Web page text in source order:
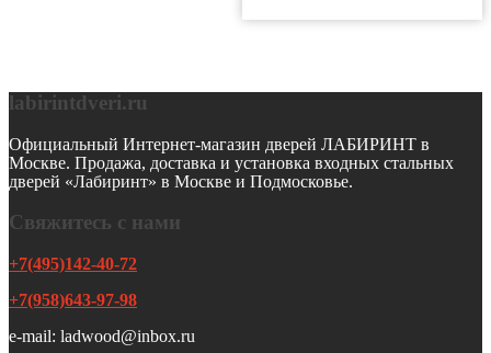
labirintdveri.ru
Официальный Интернет-магазин дверей ЛАБИРИНТ в
Москве. Продажа, доставка и установка входных стальных
дверей «Лабиринт» в Москве и Подмосковье.
Свяжитесь с нами
+7(495)142-40-72
+7(958)643-97-98
e-mail: ladwood@inbox.ru